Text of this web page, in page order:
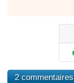
2 commentaires